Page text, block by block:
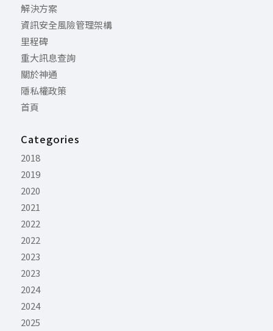
解決方案
資訊安全風險管理架構
里程碑
重大訊息查詢
關於神通
隱私權政策
首頁
Categories
2018
2019
2020
2021
2022
2022
2023
2023
2024
2024
2025